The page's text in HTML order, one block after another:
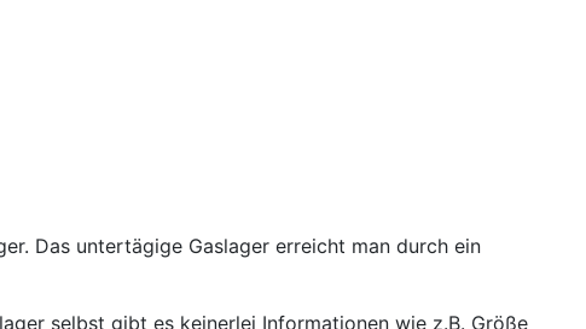
Das untertägige Gaslager erreicht man durch ein
selbst gibt es keinerlei Informationen wie z.B. Größe